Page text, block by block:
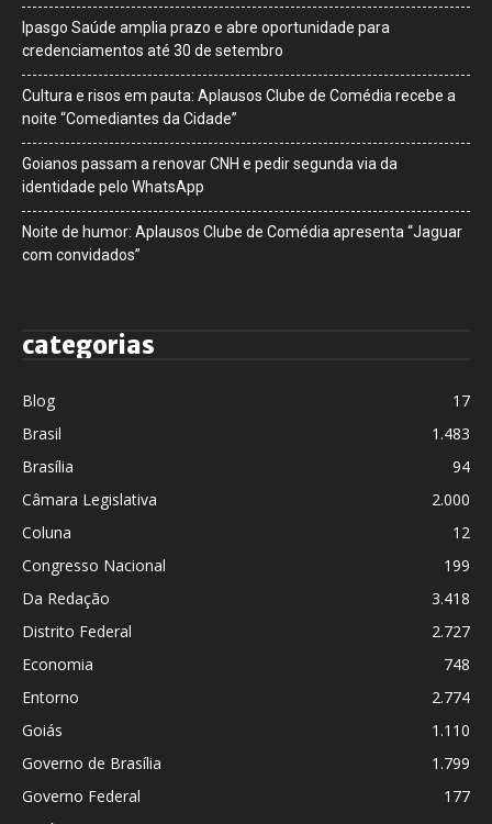
Ipasgo Saúde amplia prazo e abre oportunidade para
credenciamentos até 30 de setembro
Cultura e risos em pauta: Aplausos Clube de Comédia recebe a
noite “Comediantes da Cidade”
Goianos passam a renovar CNH e pedir segunda via da
identidade pelo WhatsApp
Noite de humor: Aplausos Clube de Comédia apresenta “Jaguar
com convidados”
categorias
Blog
17
Brasil
1.483
Brasília
94
Câmara Legislativa
2.000
Coluna
12
Congresso Nacional
199
Da Redação
3.418
Distrito Federal
2.727
Economia
748
Entorno
2.774
Goiás
1.110
Governo de Brasília
1.799
Governo Federal
177